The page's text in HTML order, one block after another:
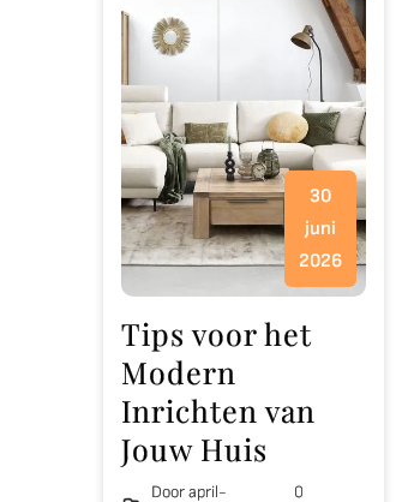
30
juni
2026
Tips voor het
Modern
Inrichten van
Jouw Huis
Door april- 0